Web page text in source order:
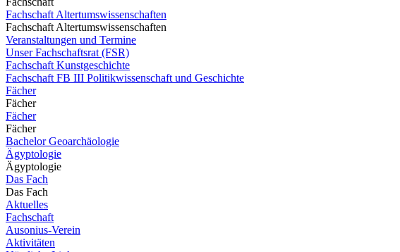
Fachschaft Altertumswissenschaften
Fachschaft Altertumswissenschaften
Veranstaltungen und Termine
Unser Fachschaftsrat (FSR)
Fachschaft Kunstgeschichte
Fachschaft FB III Politikwissenschaft und Geschichte
Fächer
Fächer
Fächer
Fächer
Bachelor Geoarchäologie
Ägyptologie
Ägyptologie
Das Fach
Das Fach
Aktuelles
Fachschaft
Ausonius-Verein
Aktivitäten